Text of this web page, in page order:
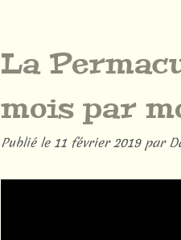
La
mois par
Publié le 11 février 2019 par